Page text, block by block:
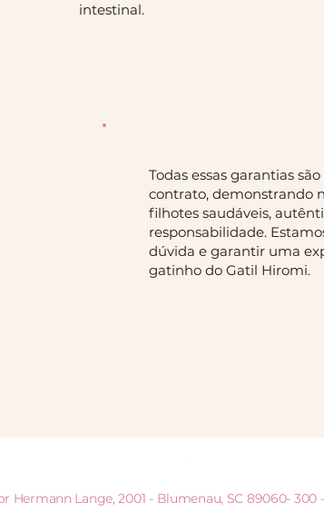
intestinal.
Todas essas garantias
contrato, demonstrando
filhotes saudáveis,
responsabilidade.
dúvida e garantir uma
gatinho do Gatil Hiromi.
Hermann Lange, 2001 - Blumenau, SC 89060- 300